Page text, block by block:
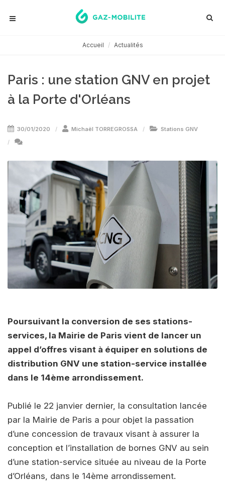
Accueil Actualités
Paris : une station GNV en projet
à la Porte d'Orléans
30/01/2020 Michaël TORREGROSSA Stations GNV
Poursuivant la conversion de ses stations-
services, la Mairie de Paris vient de lancer un
appel d’offres visant à équiper en solutions de
distribution GNV une station-service installée
dans le 14ème arrondissement.
Publié le 22 janvier dernier, la consultation lancée
par la Mairie de Paris a pour objet la passation
d’une concession de travaux visant à assurer la
conception et l’installation de bornes GNV au sein
d’une station-service située au niveau de la Porte
d’Orléans, dans le 14ème arrondissement.